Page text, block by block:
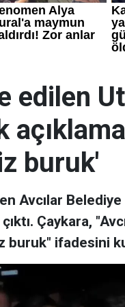
edilen
buruk'
Avcılar Belediye
Çaykara,
buruk" ifadesini